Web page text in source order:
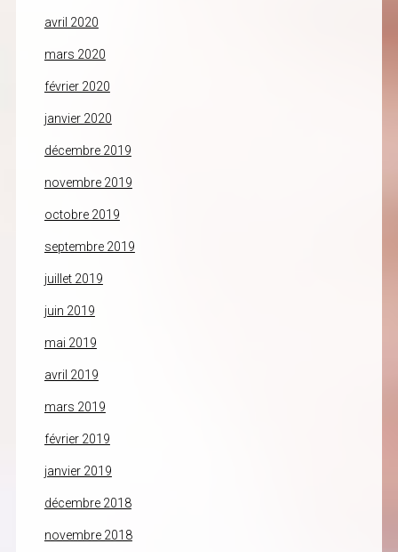
avril 2020
mars 2020
février 2020
janvier 2020
décembre 2019
novembre 2019
octobre 2019
septembre 2019
juillet 2019
juin 2019
mai 2019
avril 2019
mars 2019
février 2019
janvier 2019
décembre 2018
novembre 2018